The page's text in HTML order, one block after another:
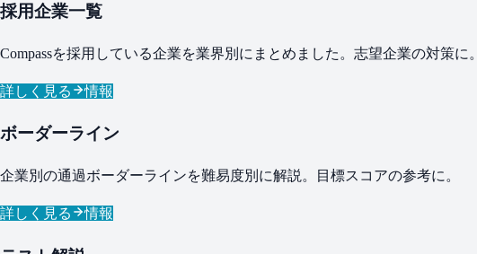
採用企業一覧
Compassを採用している企業を業界別にまとめました。志望企業の対策に。
詳しく見る 情報
ボーダーライン
企業別の通過ボーダーラインを難易度別に解説。目標スコアの参考に。
詳しく見る 情報